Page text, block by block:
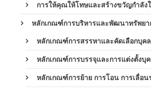
การให้คุณให้โทษและสร้างขวัญกำลัง
หลักเกณฑ์การบริหารและพัฒนาทรัพยา
หลักเกณฑ์การสรรหาและคัดเลือกบุค
หลักเกณฑ์การบรรจุและการแต่งตั้งบุ
หลักเกณฑ์การย้าย การโอน การเลื่อน